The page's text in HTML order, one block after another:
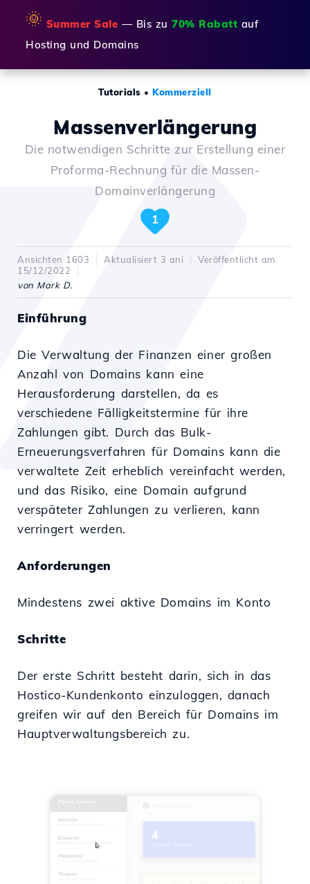
🌞 Summer Sale — Bis zu 70% Rabatt auf
Hosting und Domains
Tutorials •Kommerziell
Massenverlängerung
Die notwendigen Schritte zur Erstellung einer
Proforma-Rechnung für die Massen-
Domainverlängerung
1
Ansichten 1603 Aktualisiert 3 ani
Veröffentlicht am
15/12/2022
von Mark D.
Einführung
Die Verwaltung der Finanzen einer großen
Anzahl von Domains kann eine
Herausforderung darstellen, da es
verschiedene Fälligkeitstermine für ihre
Zahlungen gibt. Durch das Bulk-
Erneuerungsverfahren für Domains kann die
verwaltete Zeit erheblich vereinfacht werden,
und das Risiko, eine Domain aufgrund
verspäteter Zahlungen zu verlieren, kann
verringert werden.
Anforderungen
Mindestens zwei aktive Domains im Konto
Schritte
Der erste Schritt besteht darin, sich in das
Hostico-Kundenkonto einzuloggen, danach
greifen wir auf den Bereich für Domains im
Hauptverwaltungsbereich zu.